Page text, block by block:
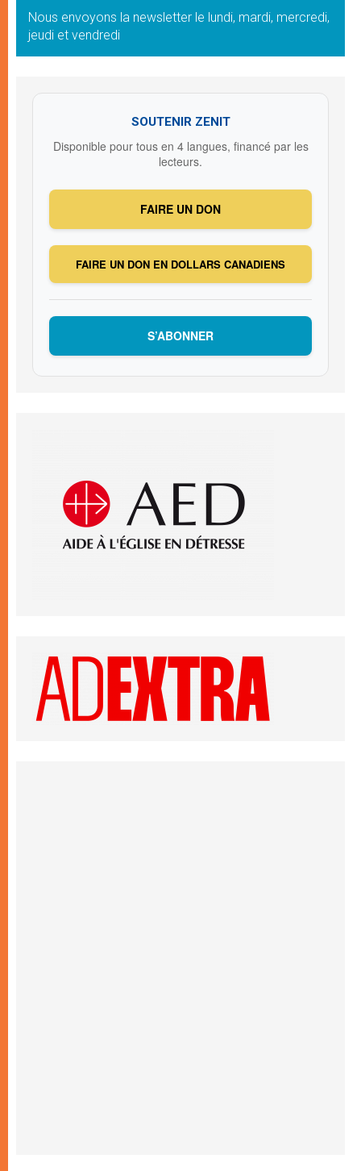
Nous envoyons la newsletter le lundi, mardi, mercredi,
jeudi et vendredi
SOUTENIR ZENIT
Disponible pour tous en 4 langues, financé par les
lecteurs.
FAIRE UN DON
FAIRE UN DON EN DOLLARS CANADIENS
S’ABONNER